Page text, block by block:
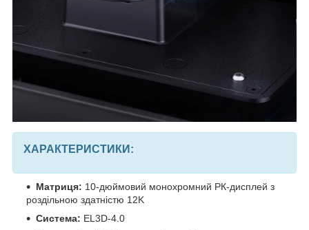
ХАРАКТЕРИСТИКИ:
Матриця: 10-дюймовий монохромний РК-дисплей з
роздільною здатністю 12K
Система: EL3D-4.0